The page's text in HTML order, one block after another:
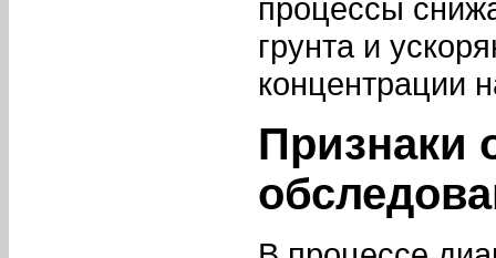
процессы
грунта и
концентрации
Признаки